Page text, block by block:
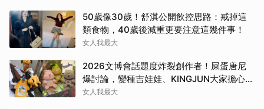
50歲像30歲！舒淇公開飲控思路：戒掉這
類食物，40歲後減重更要注意這幾件事！
女人我最大
2026文博會話題度炸裂創作者！屎蛋唐尼
爆討論，變種吉娃娃、KINGJUN大家擔心買
不到
女人我最大